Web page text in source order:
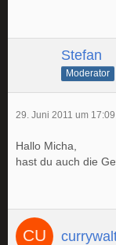
Stefan
Moderator
29. Juni 2011 um 17:09
Hallo Micha,
hast du auch die